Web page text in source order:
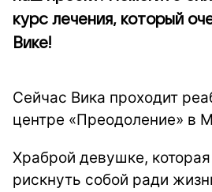
курс лечения, который
Вике!
Сейчас Вика проходит
центре «Преодоление» в
Храброй девушке,
рискнуть собой ради